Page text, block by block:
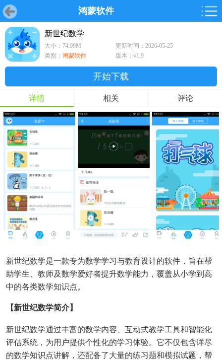
鸿蒙软件
首页 游戏
首页 游戏 软件 鸿蒙
游戏
鸿蒙
软件
新世纪数学
大小：74.99M
更新时间：2026-05-25
类别： 鸿蒙软件 版本：v1.9
开始下载
详情 相关 评论
新世纪数学是一款专为数学学习与教育设计的软件，旨在帮
助学生、教师及数学爱好者提升数学能力，覆盖从小学到高
中的各类数学知识点。
【新世纪数学简介】
新世纪数学通过丰富的数学内容、互动式教学工具和智能化
评估系统，为用户提供个性化的学习体验。它不仅包含详尽
的数学知识点讲解，还配备了大量的练习题和模拟试题，帮